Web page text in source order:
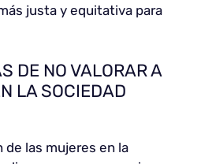
justa y equitativa para
DE NO VALORAR A
LA SOCIEDAD
de las mujeres en la